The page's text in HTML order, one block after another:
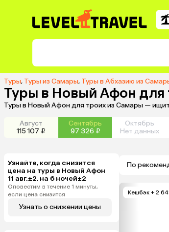
Туры, Туры из Самары, Туры в Абхазию из
Туры в Новый Афон для
Туры в Новый Афон для троих из Самары —
Август
115 107 ₽
Сентябрь
97 326 ₽
Октябрь
Нет данных
Узнайте, когда снизится
цена на туры в Новый Афон
11 авг.±2, на 6 ночей±2
Оповестим в течение 1 минуты,
если цена снизится
Узнать о снижении цены
По
Кешбэк + 2